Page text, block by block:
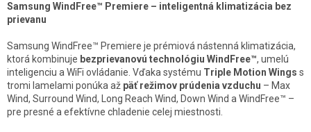
Samsung WindFree™ Premiere – inteligentná klimatizácia bez
prievanu
Samsung WindFree™ Premiere je prémiová nástenná klimatizácia,
ktorá kombinuje bezprievanovú technológiu WindFree™, umelú
inteligenciu a WiFi ovládanie. Vďaka systému Triple Motion Wings s
tromi lamelami ponúka až päť režimov prúdenia vzduchu – Max
Wind, Surround Wind, Long Reach Wind, Down Wind a WindFree™ –
pre presné a efektívne chladenie celej miestnosti.